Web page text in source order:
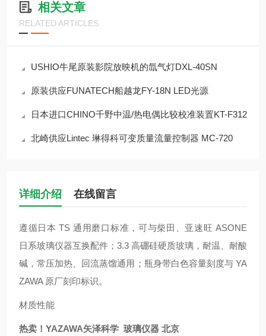
相关文章
RELATED ARTICLES
USHIO牛尾原装影院放映机的氙气灯DXL-40SN
原装供应FUNATECH船越龙FY-18N LED光源
日本进口CHINO千野中温/热电偶比较校准装置KT-F312
北崎供应Lintec 琳得科可变质量流量控制器 MC-720
详细介绍 在线留言
遵循日本 TS 通用磨口标准，可与柴田、亚速旺 ASONE
日系玻璃仪器互换配件；3.3 高硼硅硬质玻璃，耐温、耐酸
碱，常压加热、回流蒸馏通用；瓶身带白色容量刻度与 YA
ZAWA 原厂刻印标识。
材质性能
热卖！YAZAWA矢泽科学 玻璃仪器 北京